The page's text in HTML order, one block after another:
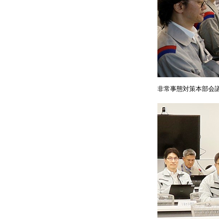
非常事態対策本部会